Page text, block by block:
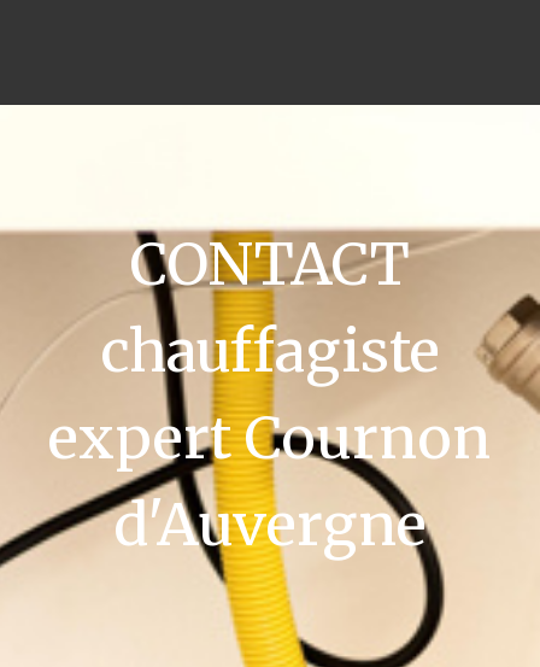
CONTACT
chauffagiste
expert Cournon
d'Auvergne